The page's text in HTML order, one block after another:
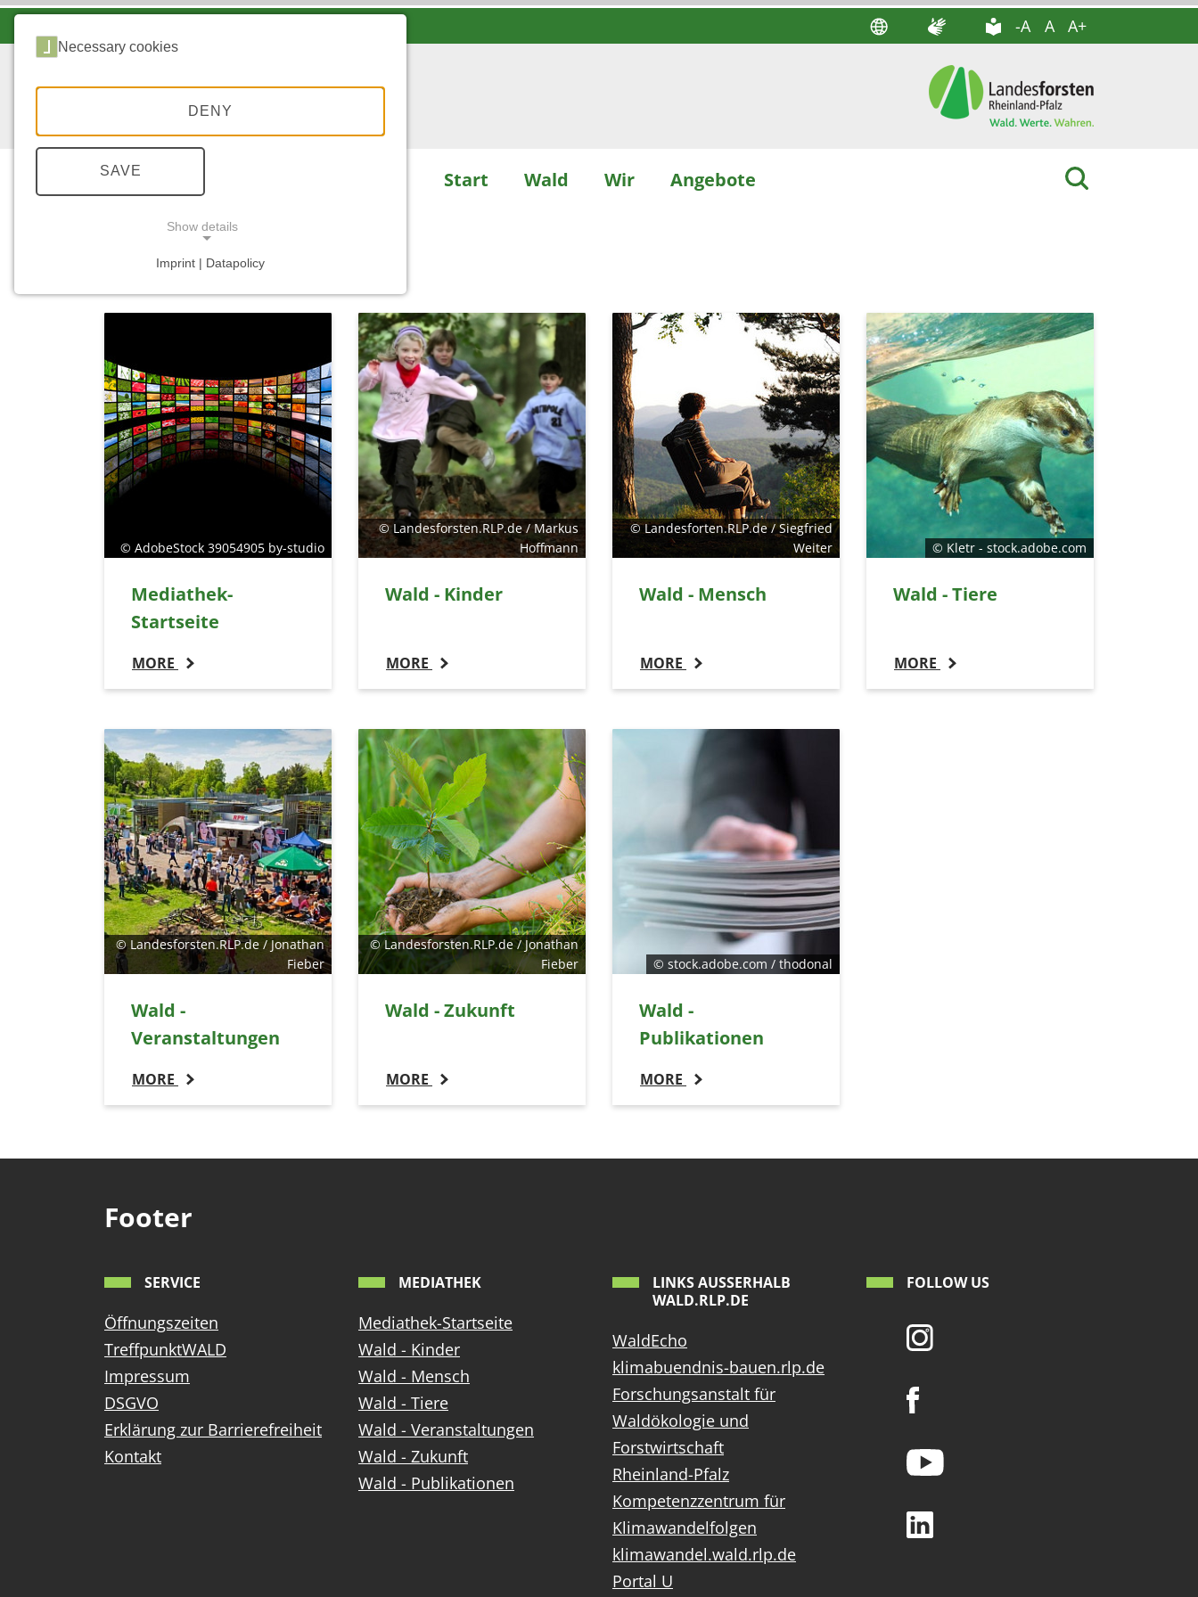
-A A A+
Start Wald Wir Angebote
... MEDIATHEK
© AdobeStock 39054905 by-studio
Mediathek-
Startseite
MORE
© Landesforsten.RLP.de / Markus
Hoffmann
Wald - Kinder
MORE
© Landesforten.RLP.de / Siegfried
Weiter
Wald - Mensch
MORE
© Kletr - stock.adobe.com
Wald - Tiere
MORE
© Landesforsten.RLP.de / Jonathan
Fieber
Wald -
Veranstaltungen
MORE
© Landesforsten.RLP.de / Jonathan
Fieber
Wald - Zukunft
MORE
© stock.adobe.com / thodonal
Wald -
Publikationen
MORE
Footer
SERVICE
Öffnungszeiten
TreffpunktWALD
Impressum
DSGVO
Erklärung zur Barrierefreiheit
Kontakt
MEDIATHEK
Mediathek-Startseite
Wald - Kinder
Wald - Mensch
Wald - Tiere
Wald - Veranstaltungen
Wald - Zukunft
Wald - Publikationen
LINKS AUSSERHALB W
ALD.RLP.DE
WaldEcho
klimabuendnis-bauen.rlp.de
Forschungsanstalt für
Waldökologie und
Forstwirtschaft
Rheinland-Pfalz
Kompetenzzentrum für
Klimawandelfolgen
klimawandel.wald.rlp.de
Portal U
FOLLOW US
Necessary cookies
DENY
SAVE
Show details
Imprint | Datapolicy